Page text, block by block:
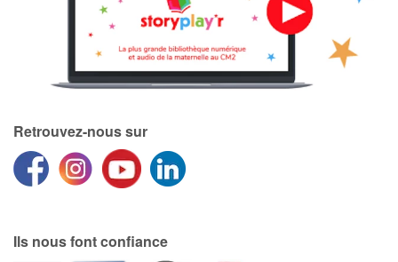
Retrouvez-nous sur
Ils nous font confiance